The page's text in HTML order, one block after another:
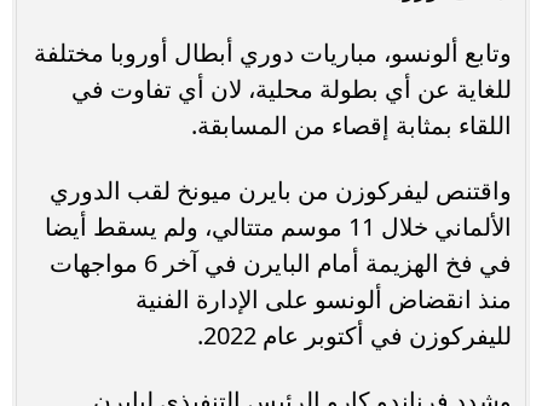
وتابع ألونسو، مباريات دوري أبطال أوروبا مختلفة
للغاية عن أي بطولة محلية، لان أي تفاوت في
اللقاء بمثابة إقصاء من المسابقة.
واقتنص ليفركوزن من بايرن ميونخ لقب الدوري
الألماني خلال 11 موسم متتالي، ولم يسقط أيضا
في فخ الهزيمة أمام البايرن في آخر 6 مواجهات
منذ انقضاض ألونسو على الإدارة الفنية
لليفركوزن في أكتوبر عام 2022.